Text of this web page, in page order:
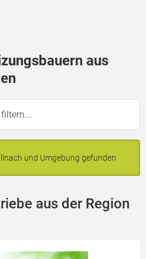
aus
und Umgebung gefunden
aus der Region